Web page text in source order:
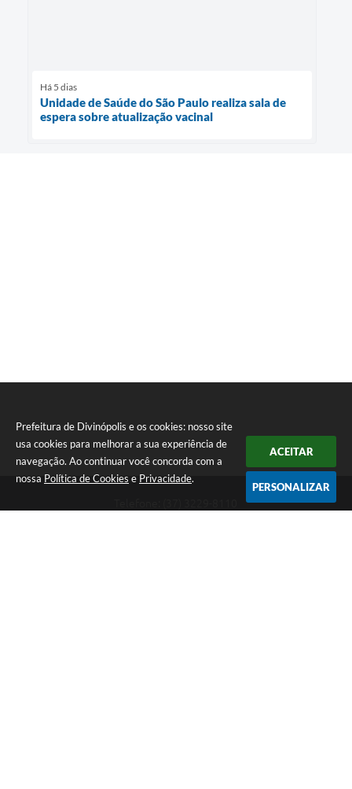
Prefeitura de Divinópolis e os cookies: nosso site
usa cookies para melhorar a sua experiência de
navegação. Ao continuar você concorda com a
nossa Política de Cookies e Privacidade.
ACEITAR
PERSONALIZAR
Há 5 dias
Unidade de Saúde do São Paulo realiza sala de
espera sobre atualização vacinal